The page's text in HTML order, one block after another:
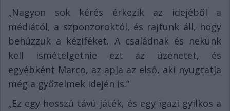
„Nagyon sok kérés érkezik az idejéből a
médiától, a szponzoroktól, és rajtunk áll, hogy
behúzzuk a kéziféket. A családnak és nekünk
kell ismételgetnie ezt az üzenetet, és
egyébként Marco, az apja az első, aki nyugtatja
még a győzelmek idején is.”
„Ez egy hosszú távú játék, és egy igazi gyilkos a